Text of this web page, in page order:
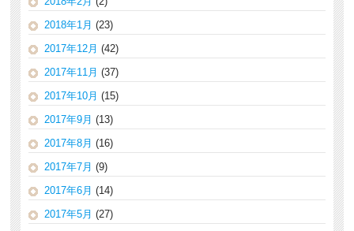
2018年1月 (23)
2017年12月 (42)
2017年11月 (37)
2017年10月 (15)
2017年9月 (13)
2017年8月 (16)
2017年7月 (9)
2017年6月 (14)
2017年5月 (27)